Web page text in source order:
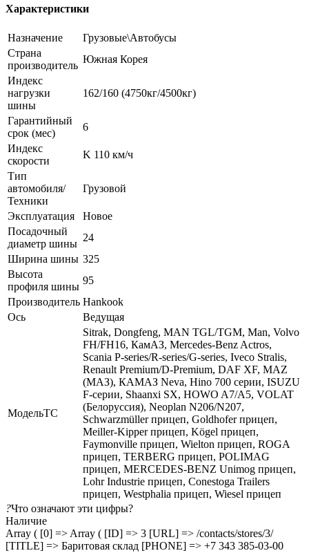
Характеристики
Назначение
Грузовые\Автобусы
Страна
производитель
Южная Корея
Индекс
нагрузки
шины
162/160 (4750кг/4500кг)
Гарантийный
срок (мес)
6
Индекс
скорости
K 110 км/ч
Тип
автомобиля/
Техники
Грузовой
Эксплуатация
Новое
Посадочный
диаметр шины
24
Ширина шины 325
Высота
профиля шины
95
Производитель Hankook
Ось
Ведущая
МодельТС
Sitrak, Dongfeng, MAN TGL/TGM, Man, Volvo
FH/FH16, КамАЗ, Mercedes-Benz Actros,
Scania P-series/R-series/G-series, Iveco Stralis,
Renault Premium/D-Premium, DAF XF, MAZ
(МАЗ), КАМАЗ Neva, Hino 700 серии, ISUZU
F-серии, Shaanxi SX, HOWO A7/A5, VOLAT
(Белоруссия), Neoplan N206/N207,
Schwarzmüller прицеп, Goldhofer прицеп,
Meiller-Kipper прицеп, Kögel прицеп,
Faymonville прицеп, Wielton прицеп, ROGA
прицеп, TERBERG прицеп, POLIMAG
прицеп, MERCEDES-BENZ Unimog прицеп,
Lohr Industrie прицеп, Conestoga Trailers
прицеп, Westphalia прицеп, Wiesel прицеп
?Что означают эти цифры?
Наличие
Array ( [0] => Array ( [ID] => 3 [URL] => /contacts/stores/3/
[TITLE] => Баритовая склад [PHONE] => +7 343 385-03-00